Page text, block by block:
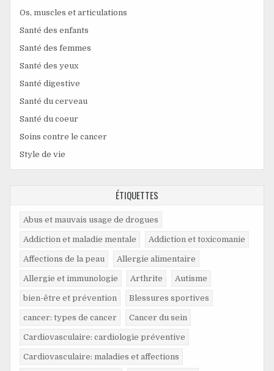
Os, muscles et articulations
Santé des enfants
Santé des femmes
Santé des yeux
Santé digestive
Santé du cerveau
Santé du coeur
Soins contre le cancer
Style de vie
ÉTIQUETTES
Abus et mauvais usage de drogues
Addiction et maladie mentale Addiction et toxicomanie
Affections de la peau Allergie alimentaire
Allergie et immunologie Arthrite Autisme
bien-être et prévention Blessures sportives
cancer: types de cancer Cancer du sein
Cardiovasculaire: cardiologie préventive
Cardiovasculaire: maladies et affections